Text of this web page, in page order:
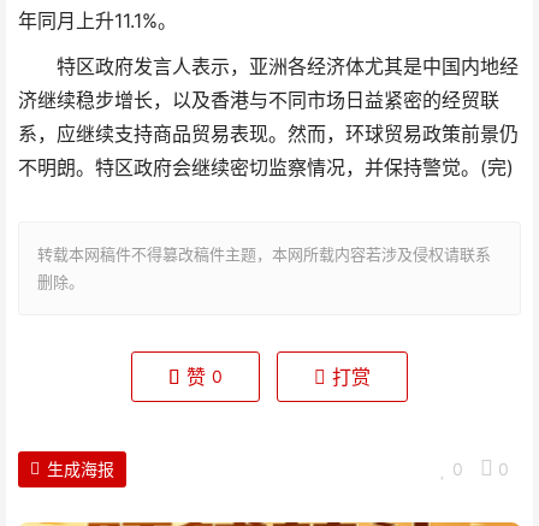
年同月上升11.1%。
特区政府发言人表示，亚洲各经济体尤其是中国内地经
济继续稳步增长，以及香港与不同市场日益紧密的经贸联
系，应继续支持商品贸易表现。然而，环球贸易政策前景仍
不明朗。特区政府会继续密切监察情况，并保持警觉。(完)
转载本网稿件不得篡改稿件主题，本网所载内容若涉及侵权请联系
删除。
赞 0 打赏
0 0
生成海报